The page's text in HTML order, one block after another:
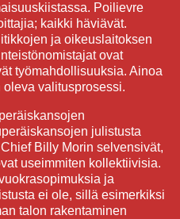
Poilievre
kaikki häviävät.
ja oikeuslaitoksen
ovat
työmahdollisuuksia. Ainoa
valitusprosessi.
julistusta
Billy Morin selvensivät,
useimmiten kollektiivisia.
ja
ei ole, sillä esimerkiksi
talon rakentaminen